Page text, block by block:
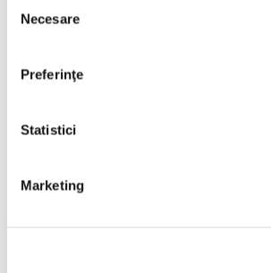
consimțământului
Necesare
Preferinţe
Statistici
Marketing
Femei în artă – Eileen Agar,
”magia pântecului”